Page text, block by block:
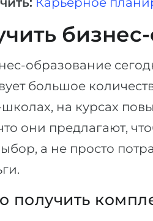
образование
большое
школах, на курсах
они предлагают,
а не просто
получить